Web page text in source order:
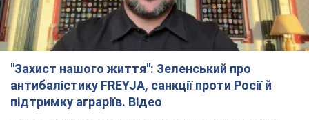
"Захист нашого життя": Зеленський про
антибалістику FREYJA, санкції проти Росії й
підтримку аграріїв. Відео